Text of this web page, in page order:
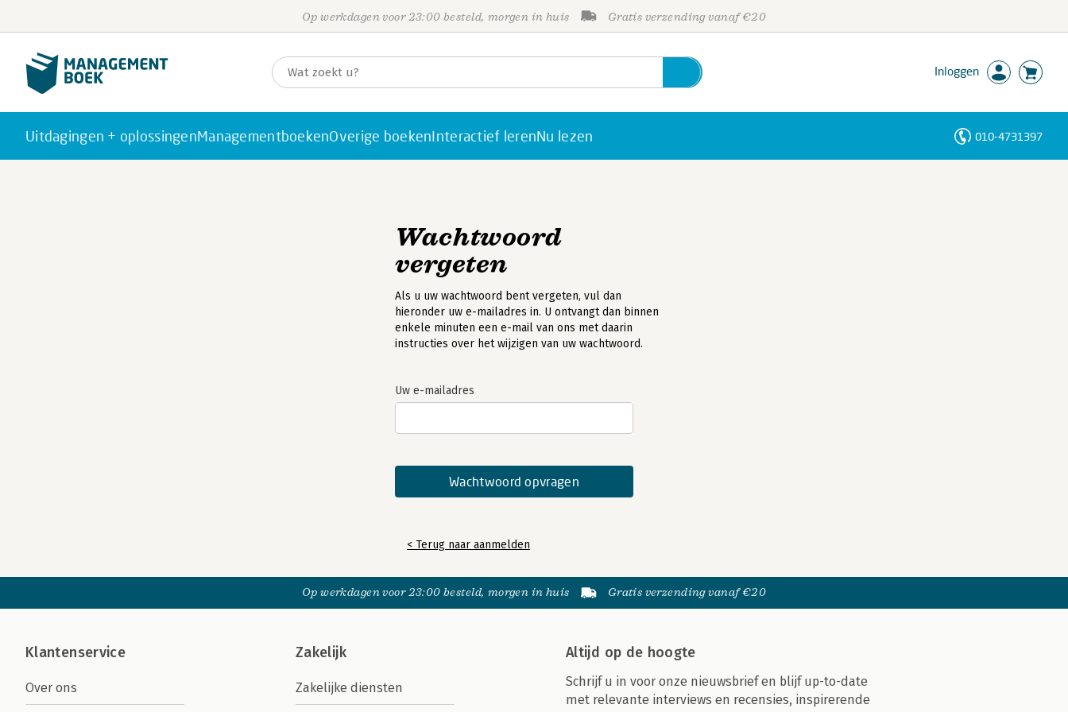
Op werkdagen voor 23:00 besteld, morgen in huis Gratis verzending vanaf €20
Inloggen
Uitdagingen + oplossingenManagementboekenOverige boekenInteractief lerenNu lezen 010-4731397
Wachtwoord
vergeten
Als u uw wachtwoord bent vergeten, vul dan
hieronder uw e-mailadres in. U ontvangt dan binnen
enkele minuten een e-mail van ons met daarin
instructies over het wijzigen van uw wachtwoord.
Uw e-mailadres
< Terug naar aanmelden
Op werkdagen voor 23:00 besteld, morgen in huis Gratis verzending vanaf €20
Klantenservice
Over ons
Zakelijk
Zakelijke diensten
Altijd op de hoogte
Schrijf u in voor onze nieuwsbrief en blijf up-to-date
met relevante interviews en recensies, inspirerende
Personen